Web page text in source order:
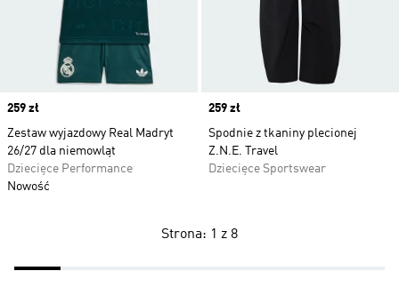
Price
259 zł
Zestaw wyjazdowy Real Madryt
26/27 dla niemowląt
Dziecięce Performance
Nowość
Price
259 zł
Spodnie z tkaniny plecionej
Z.N.E. Travel
Dziecięce Sportswear
Strona: 1 z 8